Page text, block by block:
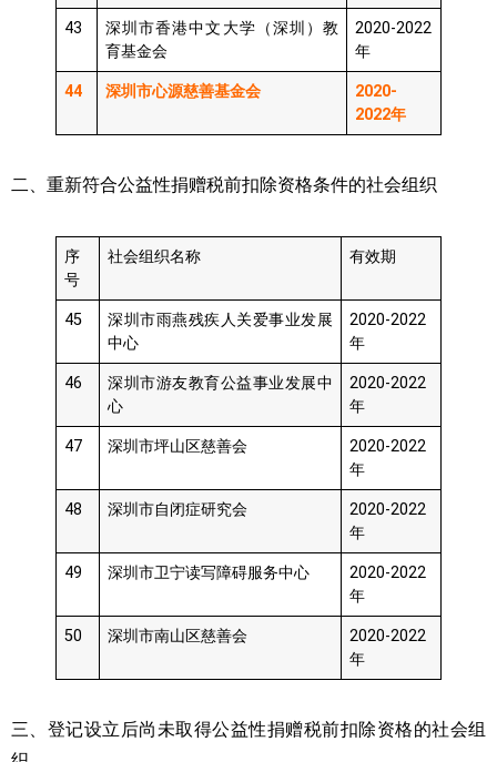
43
深圳市香港中文大学（深圳）教
育基金会
2020-2022
年
44 深圳市心源慈善基金会
2020-
2022年
二、重新符合公益性捐赠税前扣除资格条件的社会组织
序
号
社会组织名称 有效期
45
深圳市雨燕残疾人关爱事业发展
中心
2020-2022
年
46
深圳市游友教育公益事业发展中
心
2020-2022
年
47 深圳市坪山区慈善会
2020-2022
年
48 深圳市自闭症研究会
2020-2022
年
49 深圳市卫宁读写障碍服务中心
2020-2022
年
50 深圳市南山区慈善会
2020-2022
年
三、登记设立后尚未取得公益性捐赠税前扣除资格的社会组